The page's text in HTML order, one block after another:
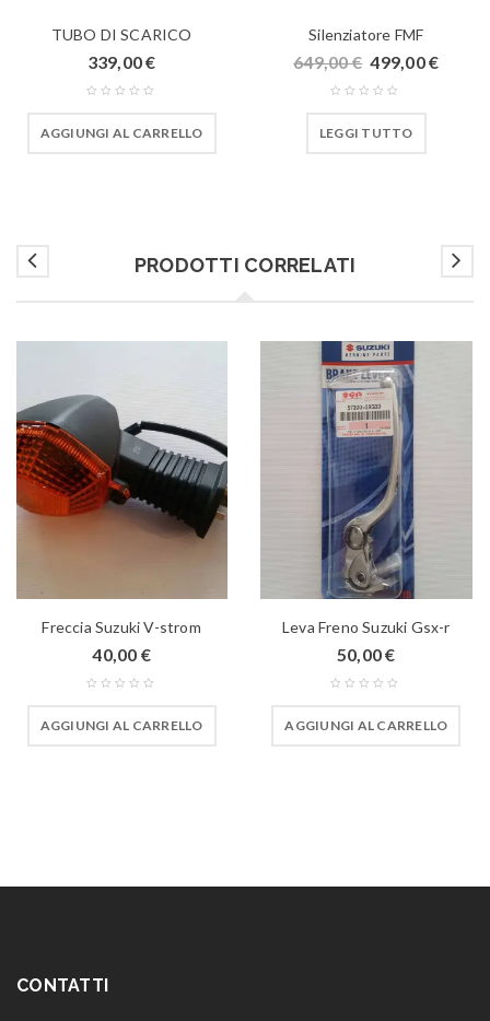
TUBO DI SCARICO
339,00€
AGGIUNGI AL CARRELLO
Silenziatore FMF
649,00€ 499,00€
LEGGI TUTTO
PRODOTTI CORRELATI
Freccia Suzuki V-strom
40,00 €
AGGIUNGI AL CARRELLO
Leva Freno Suzuki Gsx-r
50,00€
AGGIUNGI AL CARRELLO
CONTATTI